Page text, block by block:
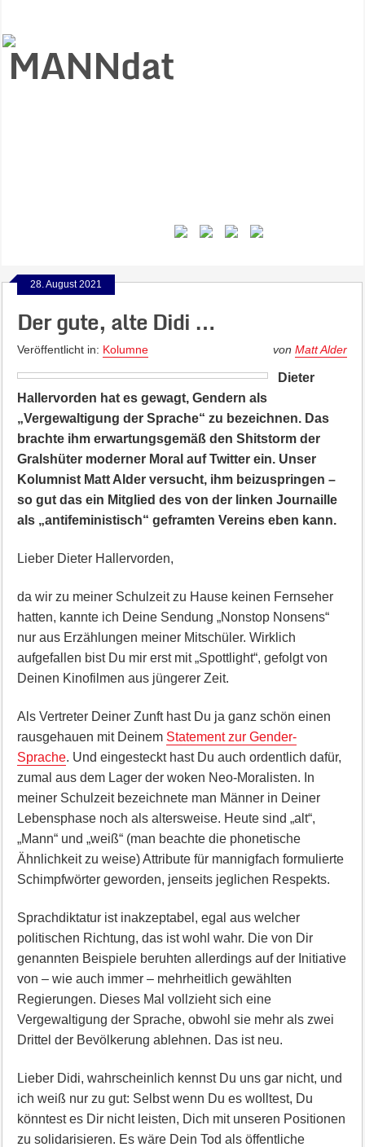
28. August 2021
Der gute, alte Didi …
Veröffentlicht in: Kolumne vonMatt Alder
Dieter
Hallervorden hat es gewagt, Gendern als
„Vergewaltigung der Sprache“ zu bezeichnen. Das
brachte ihm erwartungsgemäß den Shitstorm der
Gralshüter moderner Moral auf Twitter ein. Unser
Kolumnist Matt Alder versucht, ihm beizuspringen –
so gut das ein Mitglied des von der linken Journaille
als „antifeministisch“ geframten Vereins eben kann.
Lieber Dieter Hallervorden,
da wir zu meiner Schulzeit zu Hause keinen Fernseher
hatten, kannte ich Deine Sendung „Nonstop Nonsens“
nur aus Erzählungen meiner Mitschüler. Wirklich
aufgefallen bist Du mir erst mit „Spottlight“, gefolgt von
Deinen Kinofilmen aus jüngerer Zeit.
Als Vertreter Deiner Zunft hast Du ja ganz schön einen
rausgehauen mit Deinem Statement zur Gender-
Sprache. Und eingesteckt hast Du auch ordentlich dafür,
zumal aus dem Lager der woken Neo-Moralisten. In
meiner Schulzeit bezeichnete man Männer in Deiner
Lebensphase noch als altersweise. Heute sind „alt“,
„Mann“ und „weiß“ (man beachte die phonetische
Ähnlichkeit zu weise) Attribute für mannigfach formulierte
Schimpfwörter geworden, jenseits jeglichen Respekts.
Sprachdiktatur ist inakzeptabel, egal aus welcher
politischen Richtung, das ist wohl wahr. Die von Dir
genannten Beispiele beruhten allerdings auf der Initiative
von – wie auch immer – mehrheitlich gewählten
Regierungen. Dieses Mal vollzieht sich eine
Vergewaltigung der Sprache, obwohl sie mehr als zwei
Drittel der Bevölkerung ablehnen. Das ist neu.
Lieber Didi, wahrscheinlich kennst Du uns gar nicht, und
ich weiß nur zu gut: Selbst wenn Du es wolltest, Du
könntest es Dir nicht leisten, Dich mit unseren Positionen
zu solidarisieren. Es wäre Dein Tod als öffentliche